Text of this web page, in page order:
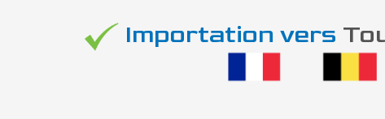
Importation vers